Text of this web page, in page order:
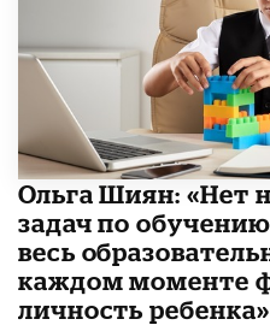
Ольга Шиян: «Нет
задач по
весь
каждом моменте
личность ребенка»